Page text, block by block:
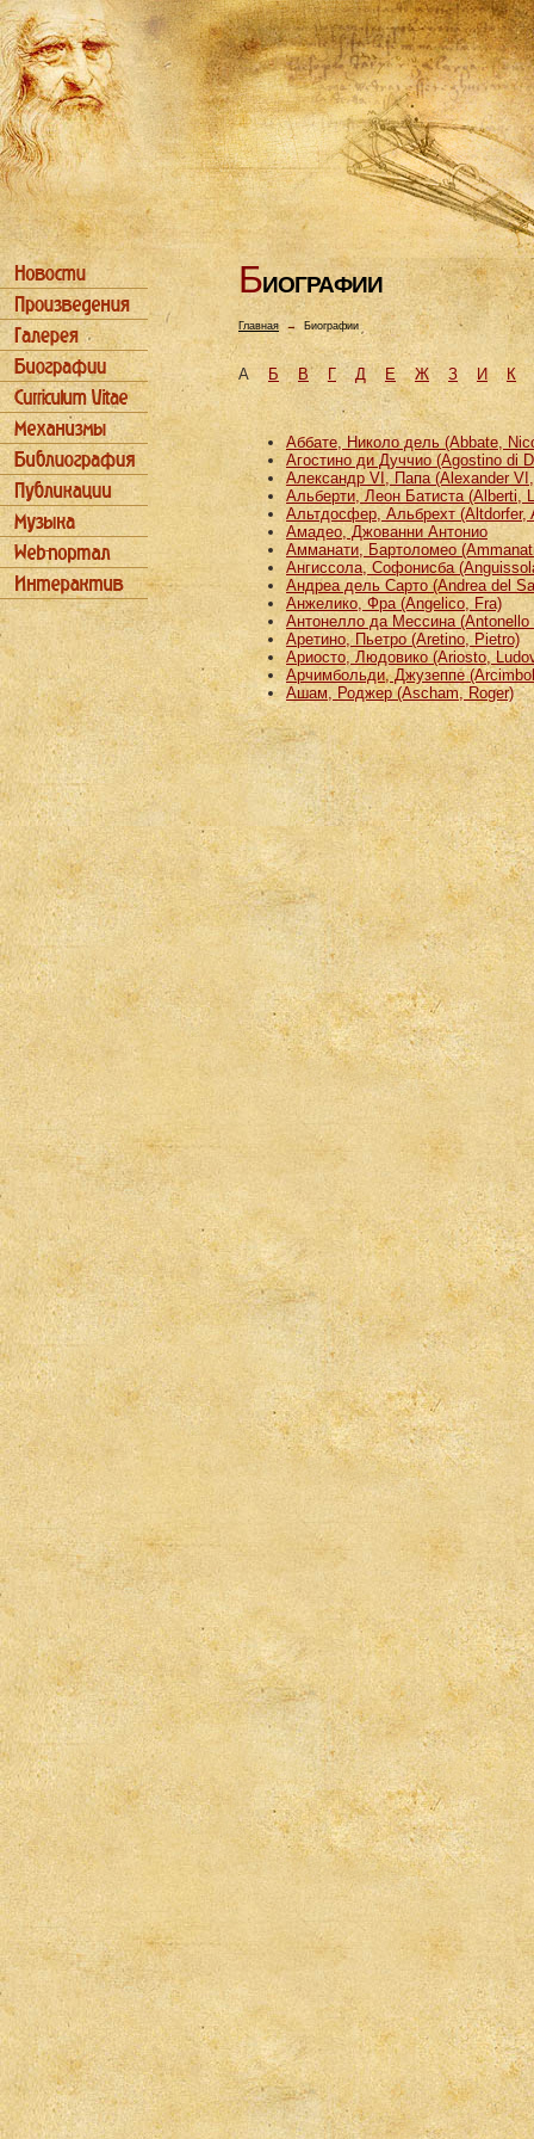
БИОГРАФИИ
Главная→ Биографии
АБ В Г Д Е Ж З И К
Аббате, Николо дель (Abbate,
Агостино ди Дуччио (Agostino di
Александр VI, Папа (Alexander
Альберти, Леон Батиста (Alberti,
Альтдосфер, Альбрехт (Altdorfer,
Амадео, Джованни Антонио
Амманати, Бартоломео
Ангиссола, Софонисба
Андреа дель Сарто (Andrea del
Анжелико, Фра (Angelico, Fra)
Антонелло да Мессина (Antonello
Аретино, Пьетро (Aretino, Pietro)
Ариосто, Людовико (Ariosto,
Арчимбольди, Джузеппе
Ашам, Роджер (Ascham, Roger)